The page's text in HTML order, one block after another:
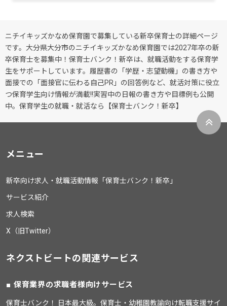
ニチイキッズかなめ保育園で募集している新卒保育士の詳細ページ
です。大分県大分市のニチイキッズかなめ保育園では2027年卒の新
卒保育士を募集中！保育士バンク！新卒は、就職活動をする保育学
生をサポートしています。履歴書の「学歴・志望動機」の書き方や
面接での「面接官に伝わる自己PR」の回答例など、就活対策に役立
つ保育学生向け情報が満載!!実習中の日報の書き方や目標例も公開
中。保育学生の就職・就活なら【保育士バンク！新卒】
メニュー
新卒向け求人・就職活動情報「保育士バンク！新卒」
サービス紹介
求人検索
X（旧Twitter）
ネクストビートの関連サービス
保育業界の求職者様向けサービス
保育士バンク！ 日本最大級。保育士・幼稚園教諭向け転職支援サイ